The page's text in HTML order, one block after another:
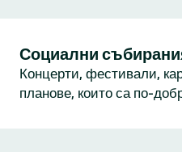
Социални
Концерти, фестивали,
планове, които са по-